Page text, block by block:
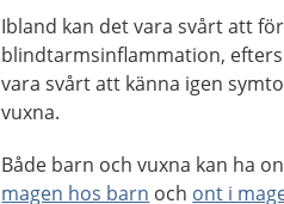
Ibland kan det vara svårt att
blindtarmsinflammation,
vara svårt att känna igen
vuxna.
Både barn och vuxna kan ha
magen hos barn och ont i